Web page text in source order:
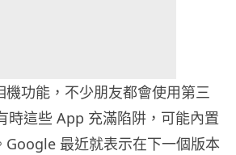
機功能，不少朋友都會使用第三
時這些 App 充滿陷阱，可能內置
Google 最近就表示在下一個版本